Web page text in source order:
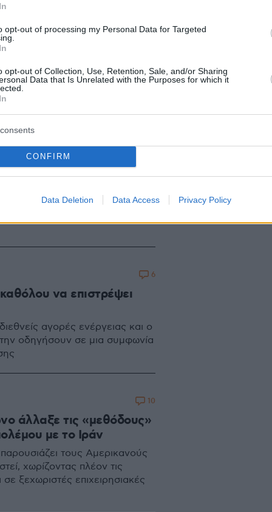
opt-out of processing my Personal Data for Targeted
opt-out of Collection, Use, Retention, Sale, and/or Sharing
Data that Is Unrelated with the Purposes for which it
CONFIRM
Data Deletion Data Access Privacy Policy
τον Ερρίκο Η' και
Παρθένος του Κεντ»
για την εποχή της: να
αδίστακτους μονάρχες της
αλλά αποφεύγει να
πρόεδρος εμφανίζεται
ισχύ εναντίον ενός
πολιτικά με τον Ρώσο
καθόλου να επιστρέψει
αγορές ενέργειας και ο
οδηγήσουν σε μια συμφωνία
6
άλλαξε τις «μεθόδους»
με το Ιράν
τους Αμερικανούς
χωρίζοντας πλέον τις
ξεχωριστές επιχειρησιακές
10